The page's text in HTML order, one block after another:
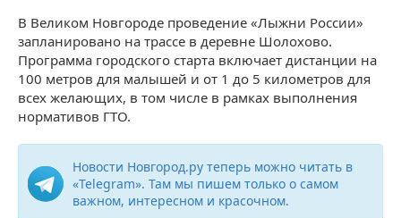
В Великом Новгороде проведение «Лыжни России»
запланировано на трассе в деревне Шолохово.
Программа городского старта включает дистанции на
100 метров для малышей и от 1 до 5 километров для
всех желающих, в том числе в рамках выполнения
нормативов ГТО.
Новости Новгород.ру теперь можно читать в
«Telegram». Там мы пишем только о самом
важном, интересном и красочном.